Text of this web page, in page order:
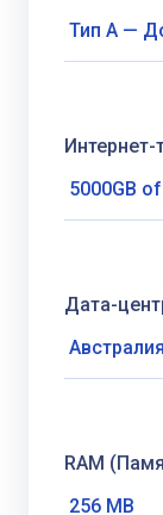
Дата-
RAM